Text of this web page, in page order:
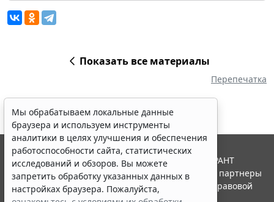
Показать все материалы
Перепечатка
Мы обрабатываем локальные данные
браузера и используем инструменты
аналитики в целях улучшения и обеспечения
работоспособности сайта, статистических
исследований и обзоров. Вы можете
запретить обработку указанных данных в
настройках браузера. Пожалуйста,
© ООО "НПП "ГАРАНТ-СЕРВИС", 2026. Система ГАРАНТ
выпускается с 1990 года. Компания "Гарант" и ее партнеры
являются участниками Российской ассоциации правовой
информации ГАРАНТ.